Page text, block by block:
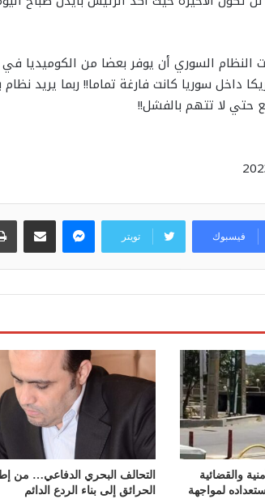
النظام السوري أن يوفر بعضا من الكوميديا
داخل سوريا كانت فارغة تماما!! ربما يريد
حتي لا تتهم بالفشل!!
فيسبوك تويتر
والقضائية
لمواجهة
التحالف البحري الدفاعي… من
الحرائق إلى بناء الردع الدائم